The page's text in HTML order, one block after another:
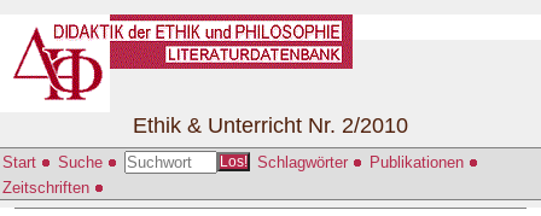
Start Suche Los! Schlagwörter
Publikationen
Zeitschriften
Ethik & Unterricht Nr. 2/2010